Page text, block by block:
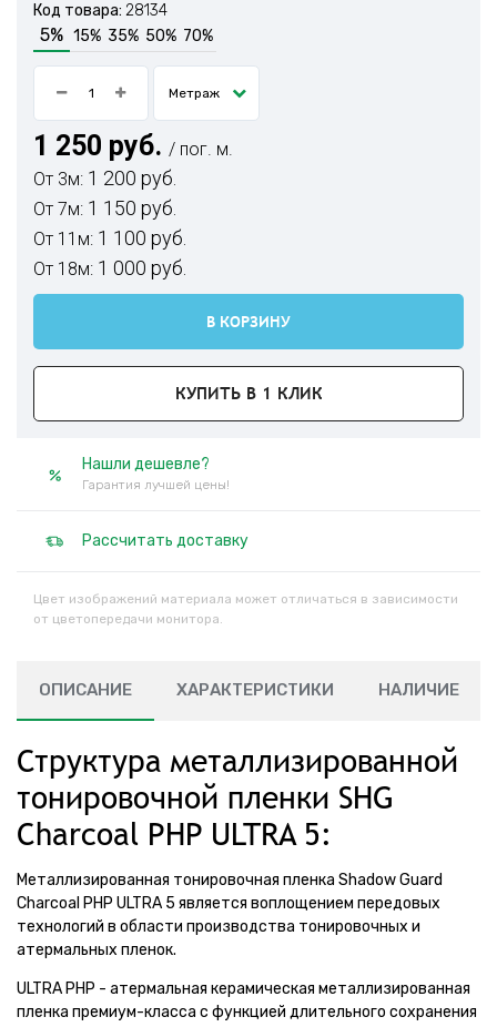
Код товара: 28134
5% 15% 35% 50% 70%
Метраж
1 250 руб. / пог. м.
От 3м: 1 200 руб.
От 7м: 1 150 руб.
От 11м: 1 100 руб.
От 18м: 1 000 руб.
В КОРЗИНУ
КУПИТЬ В 1 КЛИК
Нашли дешевле?
Гарантия лучшей цены!
Рассчитать доставку
Цвет изображений материала может отличаться в зависимости
от цветопередачи монитора.
ОПИСАНИЕ ХАРАКТЕРИСТИКИ НАЛИЧИЕ
Структура металлизированной
тонировочной пленки SHG
Charcoal PHP ULTRA 5:
Металлизированная тонировочная пленка Shadow Guard
Charcoal PHP ULTRA 5 является воплощением передовых
технологий в области производства тонировочных и
атермальных пленок.
ULTRA PHP - атермальная керамическая металлизированная
пленка премиум-класса с функцией длительного сохранения